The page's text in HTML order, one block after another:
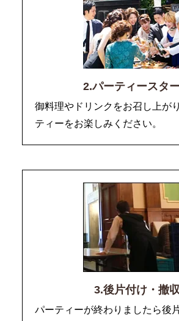
2.パーティースタ
御料理やドリンクをお召し上が
ティーをお楽しみください。
3.後片付け・撤
パーティーが終わりましたら後